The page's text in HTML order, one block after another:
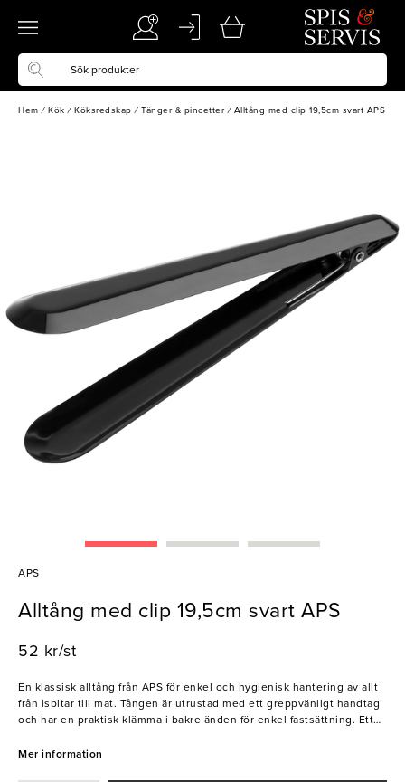
Hem / Kök / Köksredskap / Tänger & pincetter / Alltång med clip 19,5cm svart APS
APS
Alltång med clip 19,5cm svart APS
52 kr/st
En klassisk alltång från APS för enkel och hygienisk hantering av allt
från isbitar till mat. Tången är utrustad med ett greppvänligt handtag
och har en praktisk klämma i bakre änden för enkel fastsättning. Ett
serveringsmiljöer.
Mer information